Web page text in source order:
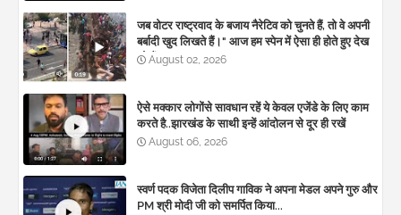
जब वोटर राष्ट्रवाद के बजाय नैरेटिव को चुनते हैं, तो वे अपनी
बर्बादी खुद लिखते हैं।" आज हम स्पेन में ऐसा ही होते हुए देख
रहे हैं। 🚨
August 02, 2026
ऐसे मक्कार लोगोंसे सावधान रहें ये केवल एजेंडे के लिए काम
करते है..झारखंड के साथी इन्हें आंदोलन से दूर ही रखें
August 06, 2026
स्वर्ण पदक विजेता दिलीप गाविक ने अपना मेडल अपने गुरु और
PM श्री मोदी जी को समर्पित किया...